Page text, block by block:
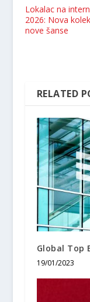
Lokalac na
2026: Nova
nove šanse
RELATED
Global Top
19/01/2023